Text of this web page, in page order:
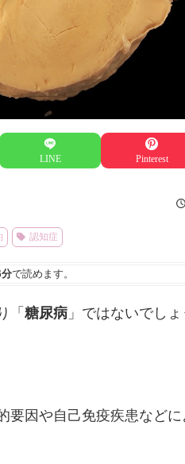
LINE Pinterest
認知症
分で読めます。
「 糖尿病 」ではないでしょ
要因や自己免疫疾患など